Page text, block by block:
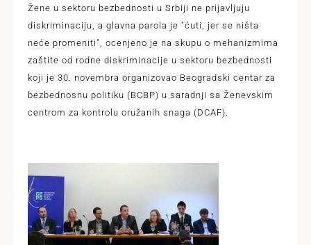
Žene u sektoru bezbednosti u Srbiji ne prijavljuju
diskriminaciju, a glavna parola je "ćuti, jer se ništa
neće promeniti", ocenjeno je na skupu o mehanizmima
zaštite od rodne diskriminacije u sektoru bezbednosti
koji je 30. novembra organizovao Beogradski centar za
bezbednosnu politiku (BCBP) u saradnji sa Ženevskim
centrom za kontrolu oružanih snaga (DCAF).